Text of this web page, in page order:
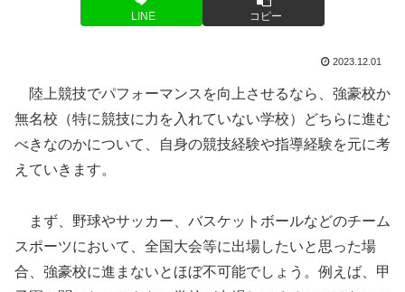
LINE コピー
2023.12.01
陸上競技でパフォーマンスを向上させるなら、強豪校か
無名校（特に競技に力を入れていない学校）どちらに進む
べきなのかについて、自身の競技経験や指導経験を元に考
えていきます。
まず、野球やサッカー、バスケットボールなどのチーム
スポーツにおいて、全国大会等に出場したいと思った場
合、強豪校に進まないとほぼ不可能でしょう。例えば、甲